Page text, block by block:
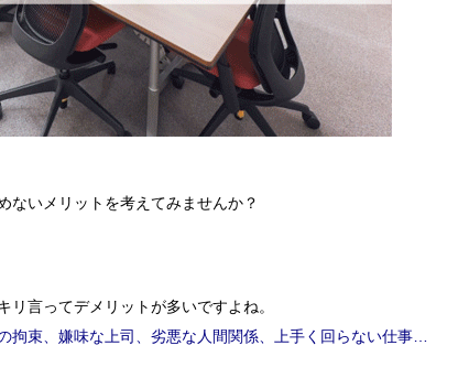
ないメリットを考えてみませんか？
言ってデメリットが多いですよね。
拘束、嫌味な上司、劣悪な人間関係、上手く回らない仕事…